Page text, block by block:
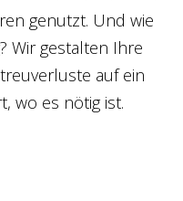
genutzt. Und wie
Wir gestalten Ihre
auf ein
wo es nötig ist.